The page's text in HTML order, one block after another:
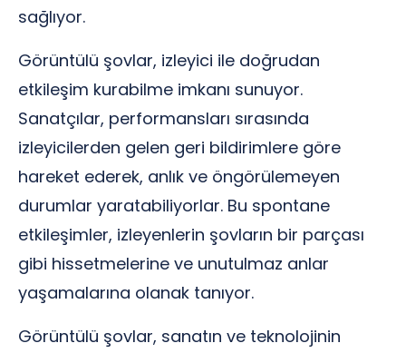
sağlıyor.
Görüntülü şovlar, izleyici ile doğrudan
etkileşim kurabilme imkanı sunuyor.
Sanatçılar, performansları sırasında
izleyicilerden gelen geri bildirimlere göre
hareket ederek, anlık ve öngörülemeyen
durumlar yaratabiliyorlar. Bu spontane
etkileşimler, izleyenlerin şovların bir parçası
gibi hissetmelerine ve unutulmaz anlar
yaşamalarına olanak tanıyor.
Görüntülü şovlar, sanatın ve teknolojinin